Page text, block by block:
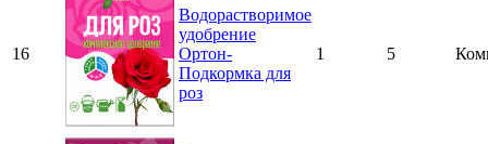
16
Водорастворимое
удобрение
Ортон-
Подкормка для
роз
1 5